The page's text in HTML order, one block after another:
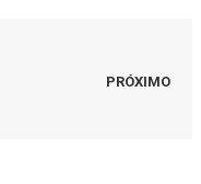
PRÓXIMO